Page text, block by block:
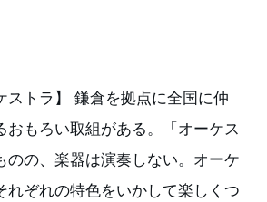
ストラ】 鎌倉を拠点に全国に仲
おもろい取組がある。「オーケス
のの、楽器は演奏しない。オーケ
れぞれの特色をいかして楽しくつ